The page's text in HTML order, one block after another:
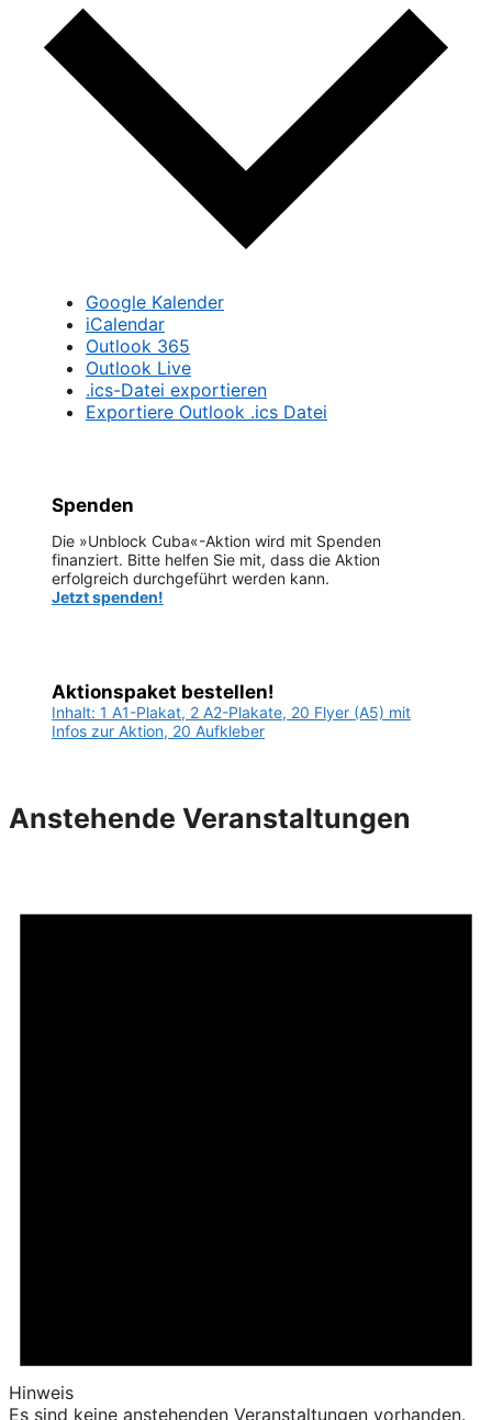
Google Kalender
iCalendar
Outlook 365
Outlook Live
.ics-Datei exportieren
Exportiere Outlook .ics Datei
Spenden
Die »Unblock Cuba«-Aktion wird mit Spenden
finanziert. Bitte helfen Sie mit, dass die Aktion
erfolgreich durchgeführt werden kann.
Jetzt spenden!
Aktionspaket bestellen!
Inhalt: 1 A1-Plakat, 2 A2-Plakate, 20 Flyer (A5) mit
Infos zur Aktion, 20 Aufkleber
Anstehende Veranstaltungen
Hinweis
Es sind keine anstehenden Veranstaltungen vorhanden.